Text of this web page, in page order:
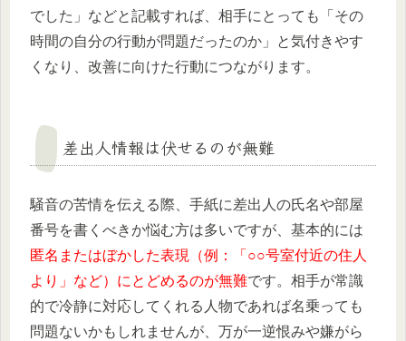
でした」などと記載すれば、相手にとっても「その
時間の自分の行動が問題だったのか」と気付きやす
くなり、改善に向けた行動につながります。
差出人情報は伏せるのが無難
騒音の苦情を伝える際、手紙に差出人の氏名や部屋
番号を書くべきか悩む方は多いですが、基本的には
匿名またはぼかした表現（例：「○○号室付近の住人
より」など）にとどめるのが無難です。相手が常識
的で冷静に対応してくれる人物であれば名乗っても
問題ないかもしれませんが、万が一逆恨みや嫌がら